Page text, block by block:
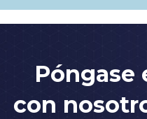
Póngase
con